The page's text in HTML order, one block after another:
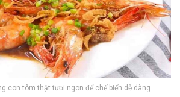
con tôm thật tươi ngon để chế biến dễ dàng